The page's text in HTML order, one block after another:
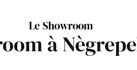
Le Showroom
à